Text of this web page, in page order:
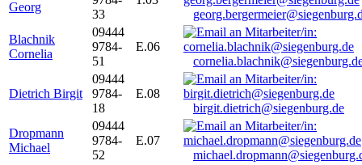
Georg
33
Blachnik
Cornelia
09444
9784-
51
E.06
Dietrich Birgit
09444
9784-
18
E.08
birgit.dietrich@siegenburg.de
Dropmann
Michael
09444
9784-
52
E.07